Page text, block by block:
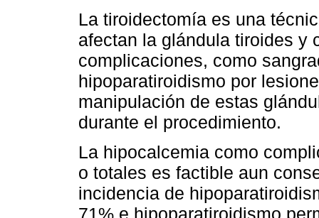
La tiroidectomía es una
afectan la glándula tiroides y
complicaciones, como
hipoparatiroidismo por
manipulación de estas
durante el procedimiento.
La hipocalcemia como
o totales es factible aun
incidencia de
71% e hipoparatiroidismo